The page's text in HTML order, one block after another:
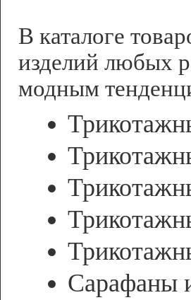
В каталоге
изделий любых
модным
Сарафаны